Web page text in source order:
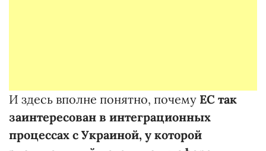
И здесь вполне понятно, почему ЕС так
заинтересован в интеграционных
процессах с Украиной, у которой